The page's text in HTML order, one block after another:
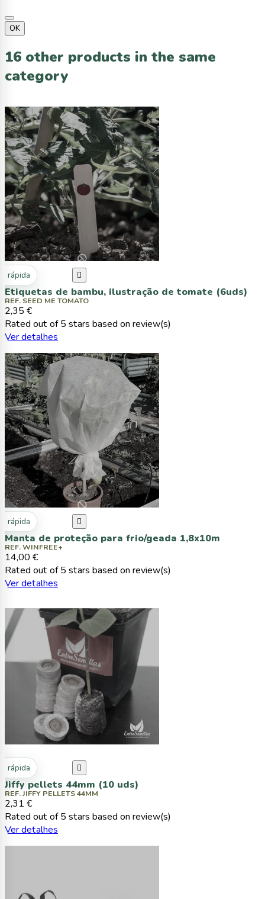
OK
16 other products in the same
category
rápida 
Etiquetas de bambu, ilustração de tomate (6uds)
REF. SEED ME TOMATO
2,35 €
Rated out of 5 stars based on review(s)
Ver detalhes
rápida 
Manta de proteção para frio/geada 1,8x10m
REF. WINFREE+
14,00 €
Rated out of 5 stars based on review(s)
Ver detalhes
rápida 
Jiffy pellets 44mm (10 uds)
REF. JIFFY PELLETS 44MM
2,31 €
Rated out of 5 stars based on review(s)
Ver detalhes